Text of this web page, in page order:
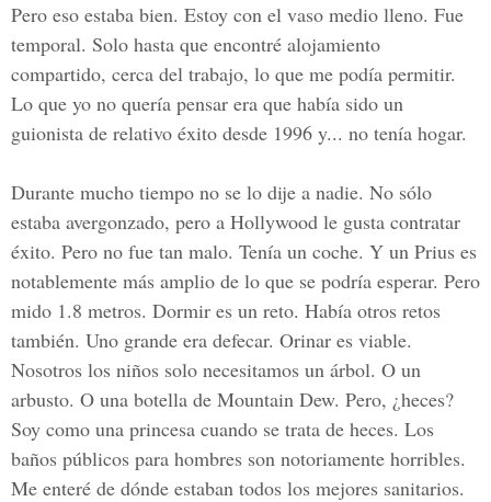
Pero eso estaba bien. Estoy con el vaso medio lleno. Fue
temporal. Solo hasta que encontré alojamiento
compartido, cerca del trabajo, lo que me podía permitir.
Lo que yo no quería pensar era que había sido un
guionista de relativo éxito desde 1996 y... no tenía hogar.
Durante mucho tiempo no se lo dije a nadie. No sólo
estaba avergonzado, pero a Hollywood le gusta contratar
éxito. Pero no fue tan malo. Tenía un coche. Y un Prius es
notablemente más amplio de lo que se podría esperar. Pero
mido 1.8 metros. Dormir es un reto. Había otros retos
también. Uno grande era defecar. Orinar es viable.
Nosotros los niños solo necesitamos un árbol. O un
arbusto. O una botella de Mountain Dew. Pero, ¿heces?
Soy como una princesa cuando se trata de heces. Los
baños públicos para hombres son notoriamente horribles.
Me enteré de dónde estaban todos los mejores sanitarios.